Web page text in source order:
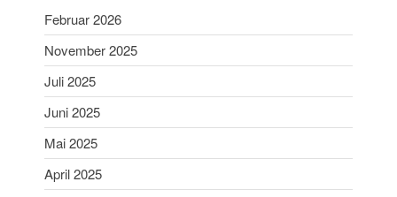
Oktober 2022
April 2022
Februar 2022
Februar 2026
November 2025
Juli 2025
Juni 2025
Mai 2025
April 2025